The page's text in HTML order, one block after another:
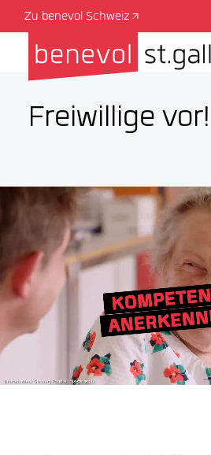
Zu benevol Schweiz
Freiwillige vor!